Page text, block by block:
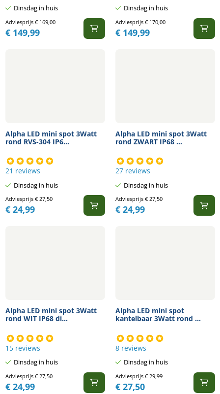
Dinsdag in huis
Adviesprijs €169,00
€149,99
Dinsdag in huis
Adviesprijs €170,00
€149,99
Alpha LED mini spot 3Watt
rond RVS-304 IP6...
21 reviews
Dinsdag in huis
Adviesprijs €27,50
€24,99
Alpha LED mini spot 3Watt
rond ZWART IP68 ...
27 reviews
Dinsdag in huis
Adviesprijs €27,50
€24,99
Alpha LED mini spot 3Watt
rond WIT IP68 di...
15 reviews
Dinsdag in huis
Adviesprijs €27,50
€24,99
Alpha LED mini spot
kantelbaar 3Watt rond ...
8 reviews
Dinsdag in huis
Adviesprijs €29,99
€27,50